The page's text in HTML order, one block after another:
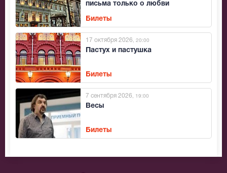
письма только о любви
Билеты
Пастух и пастушка
17 октября 2026 , 20:00
Билеты
Весы
7 сентября 2026 , 19:00
Билеты